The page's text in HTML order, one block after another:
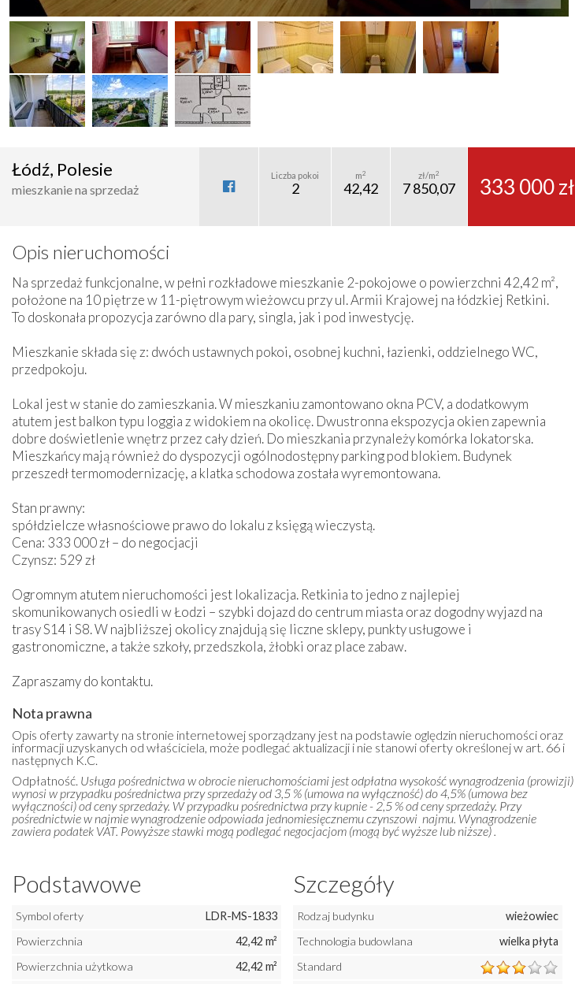
Łódź, Polesie
mieszkanie na sprzedaż
Liczba pokoi
2
m2
42,42
zł/m2
7 850,07 333 000 zł
Opis nieruchomości
Na sprzedaż funkcjonalne, w pełni rozkładowe mieszkanie 2-pokojowe o powierzchni 42,42 m²,
położone na 10 piętrze w 11-piętrowym wieżowcu przy ul. Armii Krajowej na łódzkiej Retkini.
To doskonała propozycja zarówno dla pary, singla, jak i pod inwestycję.
Mieszkanie składa się z: dwóch ustawnych pokoi, osobnej kuchni, łazienki, oddzielnego WC,
przedpokoju.
Lokal jest w stanie do zamieszkania. W mieszkaniu zamontowano okna PCV, a dodatkowym
atutem jest balkon typu loggia z widokiem na okolicę. Dwustronna ekspozycja okien zapewnia
dobre doświetlenie wnętrz przez cały dzień. Do mieszkania przynależy komórka lokatorska.
Mieszkańcy mają również do dyspozycji ogólnodostępny parking pod blokiem. Budynek
przeszedł termomodernizację, a klatka schodowa została wyremontowana.
Stan prawny:
spółdzielcze własnościowe prawo do lokalu z księgą wieczystą.
Cena: 333 000 zł – do negocjacji
Czynsz: 529 zł
Ogromnym atutem nieruchomości jest lokalizacja. Retkinia to jedno z najlepiej
skomunikowanych osiedli w Łodzi – szybki dojazd do centrum miasta oraz dogodny wyjazd na
trasy S14 i S8. W najbliższej okolicy znajdują się liczne sklepy, punkty usługowe i
gastronomiczne, a także szkoły, przedszkola, żłobki oraz place zabaw.
Zapraszamy do kontaktu.
Nota prawna
Opis oferty zawarty na stronie internetowej sporządzany jest na podstawie oględzin nieruchomości oraz
informacji uzyskanych od właściciela, może podlegać aktualizacji i nie stanowi oferty określonej w art. 66 i
następnych K.C.
Odpłatność. Usługa pośrednictwa w obrocie nieruchomościami jest odpłatna wysokość wynagrodzenia (prowizji)
wynosi w przypadku pośrednictwa przy sprzedaży od 3,5 % (umowa na wyłączność) do 4,5% (umowa bez
wyłączności) od ceny sprzedaży. W przypadku pośrednictwa przy kupnie - 2,5 % od ceny sprzedaży. Przy
pośrednictwie w najmie wynagrodzenie odpowiada jednomiesięcznemu czynszowi najmu. Wynagrodzenie
zawiera podatek VAT. Powyższe stawki mogą podlegać negocjacjom (mogą być wyższe lub niższe) .
Podstawowe
Symbol oferty
LDR-MS-1833
Powierzchnia
42,42 m²
Powierzchnia użytkowa
42,42 m²
Szczegóły
Rodzaj budynku
wieżowiec
Technologia budowlana
wielka płyta
Standard